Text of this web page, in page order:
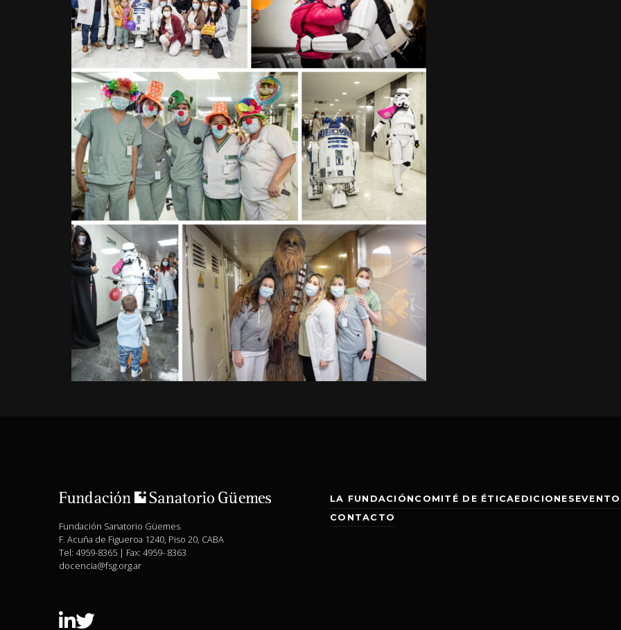
Fundación Sanatorio Güemes
F. Acuña de Figueroa 1240, Piso 20, CABA
Tel: 4959-8365 | Fax: 4959- 8363
docencia@fsg.org.ar
LA FUNDACIÓN COMITÉ DE ÉTICAEDICIONES
CONTACTO
Linkedin
Twitter